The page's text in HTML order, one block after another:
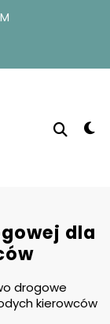
dla
drogowe
kierowców